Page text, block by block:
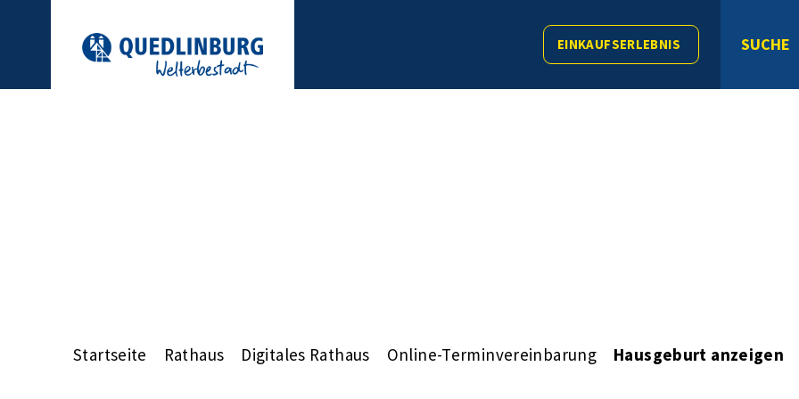
EINKAUFSERLEBNIS SUCHE
Startseite Rathaus Digitales Rathaus Online-Terminvereinbarung Hausgeburt anzeigen